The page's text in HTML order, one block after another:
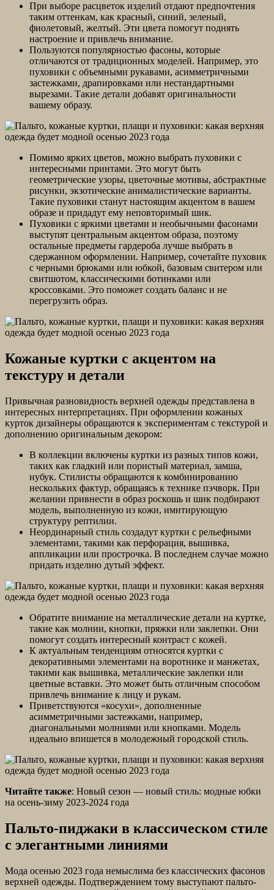
При выборе расцветок изделий отдают предпочтения
таким оттенкам, как красный, синий, зеленый,
фиолетовый, желтый. Эти цвета помогут поднять
настроение и привлечь внимание.
Пользуются популярностью фасоны, которые
отличаются от традиционных моделей. Например, это
пуховики с объемными рукавами, асимметричными
застежками, драпировками или нестандартными
вырезами. Такие детали добавят оригинальности
вашему образу.
Помимо ярких цветов, можно выбрать пуховики с
интересными принтами. Это могут быть
геометрические узоры, цветочные мотивы, абстрактные
рисунки, экзотические анималистические варианты.
Такие пуховики станут настоящим акцентом в вашем
образе и придадут ему неповторимый шик.
Пуховики с яркими цветами и необычными фасонами
выступят центральным акцентом образа, поэтому
остальные предметы гардероба лучше выбрать в
сдержанном оформлении. Например, сочетайте пуховик
с черными брюками или юбкой, базовым свитером или
свитшотом, классическими ботинками или
кроссовками. Это поможет создать баланс и не
перегрузить образ.
Кожаные куртки с акцентом на
текстуру и детали
Привычная разновидность верхней одежды представлена в
интересных интерпретациях. При оформлении кожаных
курток дизайнеры обращаются к экспериментам с текстурой и
дополнению оригинальным декором:
В коллекции включены куртки из разных типов кожи,
таких как гладкий или пористый материал, замша,
нубук. Стилисты обращаются к комбинированию
нескольких фактур, обращаясь к технике пэчворк. При
желании привнести в образ роскошь и шик подбирают
модель, выполненную из кожи, имитирующую
структуру рептилии.
Неординарный стиль создадут куртки с рельефными
элементами, такими как перфорация, вышивка,
аппликации или прострочка. В последнем случае можно
придать изделию дутый эффект.
Обратите внимание на металлические детали на куртке,
такие как молнии, кнопки, пряжки или заклепки. Они
помогут создать интересный контраст с кожей.
К актуальным тенденциям относятся куртки с
декоративными элементами на воротнике и манжетах,
такими как вышивка, металлические заклепки или
цветные вставки. Это может быть отличным способом
привлечь внимание к лицу и рукам.
Приветствуются «косухи», дополненные
асимметричными застежками, например,
диагональными молниями или кнопками. Модель
идеально впишется в молодежный городской стиль.
Читайте также: Новый сезон — новый стиль: модные юбки
на осень-зиму 2023-2024 года
Пальто-пиджаки в классическом стиле
с элегантными линиями
Мода осенью 2023 года немыслима без классических фасонов
верхней одежды. Подтверждением тому выступают пальто-